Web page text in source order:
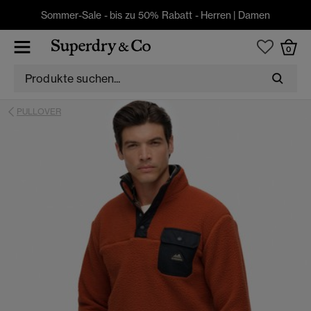
Sommer-Sale - bis zu 50% Rabatt - Herren | Damen
0
PULLOVER